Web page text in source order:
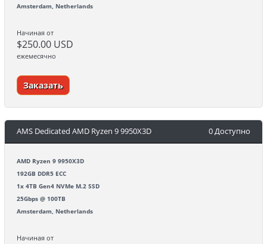
Amsterdam, Netherlands
Начиная от
$250.00 USD
ежемесячно
Заказать
AMS Dedicated AMD Ryzen 9 9950X3D 0 Доступно
AMD Ryzen 9 9950X3D
192GB DDR5 ECC
1x 4TB Gen4 NVMe M.2 SSD
25Gbps @ 100TB
Amsterdam, Netherlands
Начиная от